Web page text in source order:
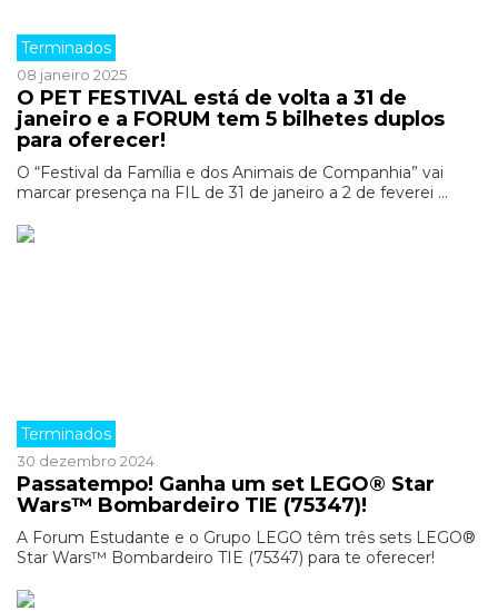
Terminados
08 janeiro 2025
O PET FESTIVAL está de volta a 31 de
janeiro e a FORUM tem 5 bilhetes duplos
para oferecer!
O “Festival da Família e dos Animais de Companhia” vai
marcar presença na FIL de 31 de janeiro a 2 de feverei ...
Terminados
30 dezembro 2024
Passatempo! Ganha um set LEGO® Star
Wars™ Bombardeiro TIE (75347)!
A Forum Estudante e o Grupo LEGO têm três sets LEGO®
Star Wars™ Bombardeiro TIE (75347) para te oferecer!